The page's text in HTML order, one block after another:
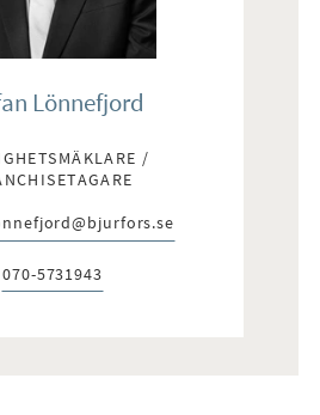
Lönnefjord
/
Telefon:
070-5731943